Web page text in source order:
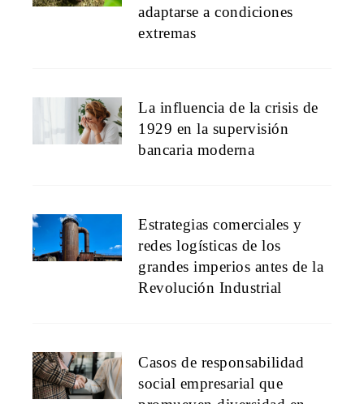
adaptarse a condiciones
extremas
La influencia de la crisis de
1929 en la supervisión
bancaria moderna
Estrategias comerciales y
redes logísticas de los
grandes imperios antes de la
Revolución Industrial
Casos de responsabilidad
social empresarial que